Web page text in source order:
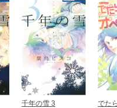
千年の雪 3
でた